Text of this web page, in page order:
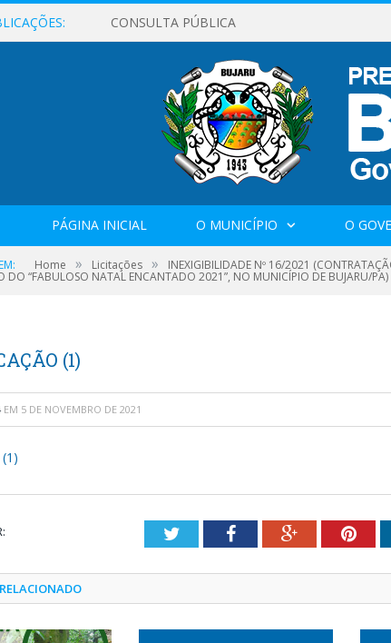
CONSULTA PÚBLICA
PÁGINA INICIAL O MUNICÍPIO O
Home » Licitações » INEXIGIBILIDADE Nº 16/2021
DO “FABULOSO NATAL ENCANTADO 2021”, NO MUNICÍPIO DE BUJARU/PA)
(1)
EM 5 DE NOVEMBRO DE 2021
TwitterFacebookGoogle+